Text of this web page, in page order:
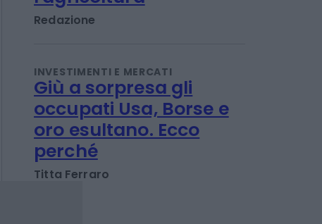
energia solare: le
Redazione
INVESTIMENTI E MERCATI
Giù a sorpresa gli
occupati Usa, Borse e